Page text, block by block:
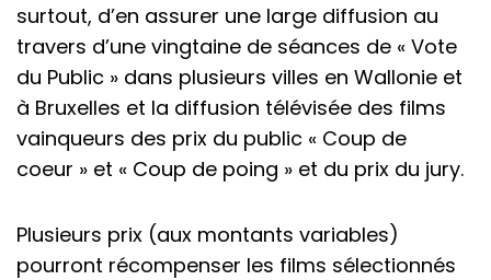
surtout, d’en assurer une large diffusion au
travers d’une vingtaine de séances de « Vote
du Public » dans plusieurs villes en Wallonie et
à Bruxelles et la diffusion télévisée des films
vainqueurs des prix du public « Coup de
coeur » et « Coup de poing » et du prix du jury.
Plusieurs prix (aux montants variables)
pourront récompenser les films sélectionnés